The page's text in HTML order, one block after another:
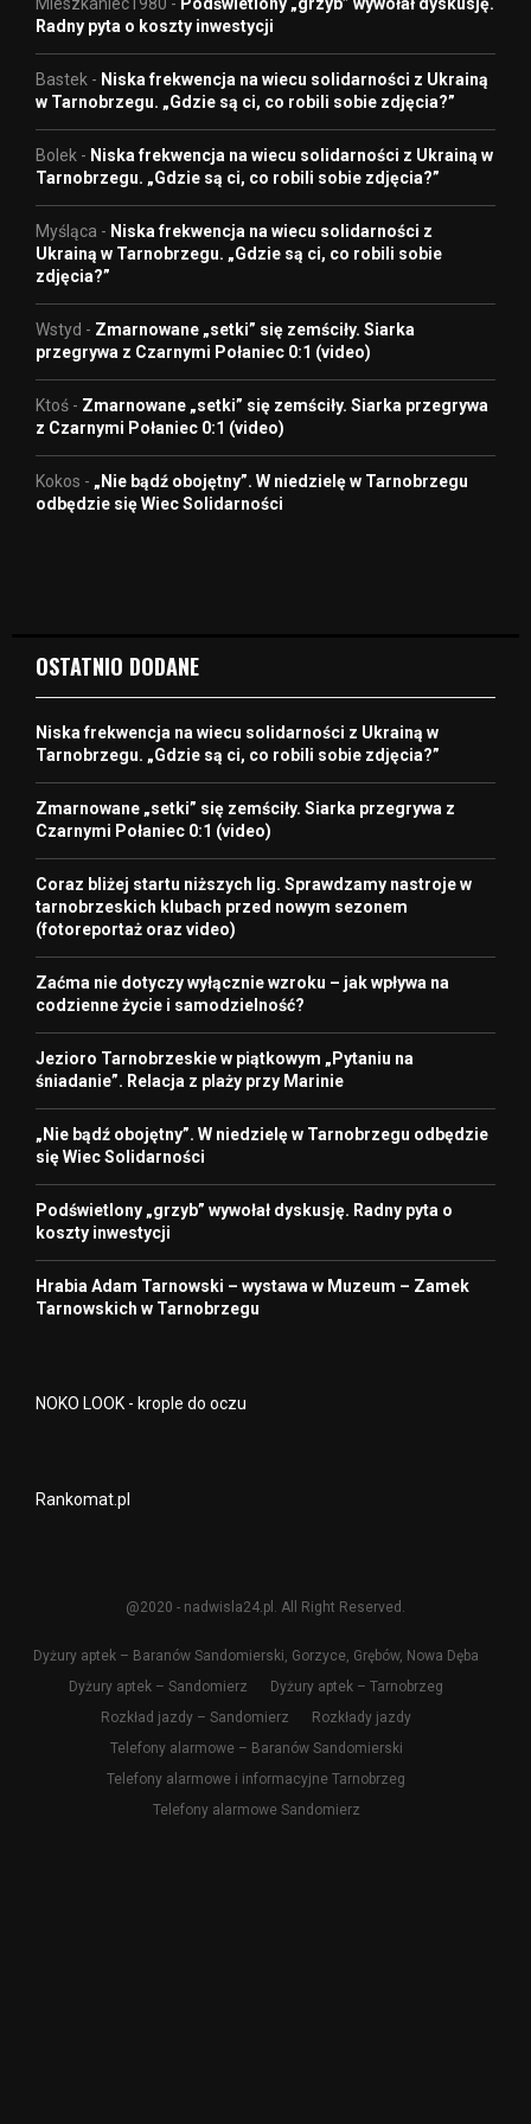
Mieszkaniec1980 - Podświetlony „grzyb” wywołał dyskusję.
Radny pyta o koszty inwestycji
Bastek - Niska frekwencja na wiecu solidarności z Ukrainą
w Tarnobrzegu. „Gdzie są ci, co robili sobie zdjęcia?”
Bolek - Niska frekwencja na wiecu solidarności z Ukrainą w
Tarnobrzegu. „Gdzie są ci, co robili sobie zdjęcia?”
Myśląca - Niska frekwencja na wiecu solidarności z
Ukrainą w Tarnobrzegu. „Gdzie są ci, co robili sobie
zdjęcia?”
Wstyd - Zmarnowane „setki” się zemściły. Siarka
przegrywa z Czarnymi Połaniec 0:1 (video)
Ktoś - Zmarnowane „setki” się zemściły. Siarka przegrywa
z Czarnymi Połaniec 0:1 (video)
Kokos - „Nie bądź obojętny”. W niedzielę w Tarnobrzegu
odbędzie się Wiec Solidarności
OSTATNIO DODANE
Niska frekwencja na wiecu solidarności z Ukrainą w
Tarnobrzegu. „Gdzie są ci, co robili sobie zdjęcia?”
Zmarnowane „setki” się zemściły. Siarka przegrywa z
Czarnymi Połaniec 0:1 (video)
Coraz bliżej startu niższych lig. Sprawdzamy nastroje w
tarnobrzeskich klubach przed nowym sezonem
(fotoreportaż oraz video)
Zaćma nie dotyczy wyłącznie wzroku – jak wpływa na
codzienne życie i samodzielność?
Jezioro Tarnobrzeskie w piątkowym „Pytaniu na
śniadanie”. Relacja z plaży przy Marinie
„Nie bądź obojętny”. W niedzielę w Tarnobrzegu odbędzie
się Wiec Solidarności
Podświetlony „grzyb” wywołał dyskusję. Radny pyta o
koszty inwestycji
Hrabia Adam Tarnowski – wystawa w Muzeum – Zamek
Tarnowskich w Tarnobrzegu
NOKO LOOK - krople do oczu
Rankomat.pl
@2020 - nadwisla24.pl. All Right Reserved.
Dyżury aptek – Baranów Sandomierski, Gorzyce, Grębów, Nowa Dęba
Dyżury aptek – Sandomierz
Dyżury aptek – Tarnobrzeg
Rozkład jazdy – Sandomierz
Rozkłady jazdy
Telefony alarmowe – Baranów Sandomierski
Telefony alarmowe i informacyjne Tarnobrzeg
Telefony alarmowe Sandomierz